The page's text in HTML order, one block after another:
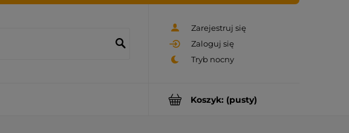
Zarejestruj się
Zaloguj się
Koszyk: (pusty)